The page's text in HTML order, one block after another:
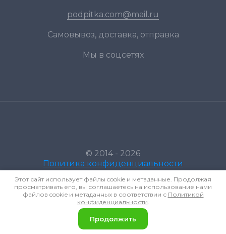
podpitka.com@mail.ru
Самовывоз, доставка, отправка
Мы в соцсетях
© 2014 - 2026
Политика конфиденциальности
Этот сайт использует файлы cookie и метаданные. Продолжая
просматривать его, вы соглашаетесь на использование нами
файлов cookie и метаданных в соответствии с Политикой
конфиденциальности.
Продолжить